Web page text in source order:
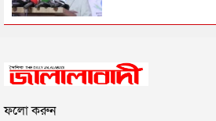
ফলো করুন